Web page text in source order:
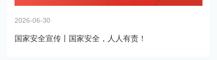
2026-06-30
国家安全宣传丨国家安全，人人有责！